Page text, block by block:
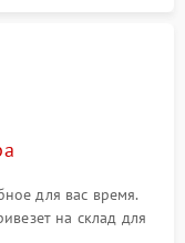
для вас время.
на склад для